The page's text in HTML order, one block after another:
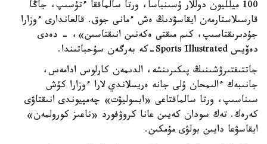
100 ميلليون دوللار ۇسىنباسا، ورتا سالماققا ءتۇسىپ، جاڭا
قارسىلاستارمەن ايقاسۋدىڭ ەش ءمانى جوق. قالعاندارى ءوزارا
جۇدىرىقتاسىپ، كىم مىقتى ەكەنىن انىقتاسىن»، - دەدى
دەۆيس Sports Illustrated-كە بەرگەن سۇحباتىندا.
جاتتىقتىرۋشىنىڭ پىكىرىنشە، الدىمەن كارلوس ادامەس،
جانىبەك ءالىمحان ۇلى جانە ەريسلاندي لارا ءوزارا كۇش
سىناسىپ، ورتا سالماقتاعى «ابسوليۋت» چەمپيوندى انىقتاۋى
كەرەك. تەك سودان كەيىن عانا كروۋفورد «ناعىز كورولمەن»
ايقاسۋعا دايىن بولۋى مۇمكىن.